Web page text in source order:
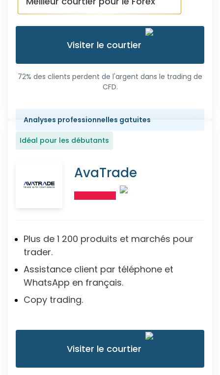
Visiter le courtier
72% des clients perdent de l'argent dans le trading de
CFD.
Analyses professionnelles gatuites
Idéal pour les débutants
AvaTrade
Plus de 1 200 produits et marchés pour
trader.
Assistance client par téléphone et
WhatsApp en français.
Copy trading.
Visiter le courtier